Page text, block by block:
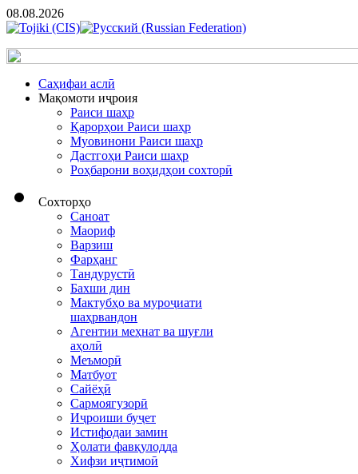
08.08.2026
Cаҳифаи аслӣ
Мақомоти иҷроия
Раиси шаҳр
Қарорҳои Раиси шаҳр
Муовинони Раиси шаҳр
Дастгоҳи Раиси шаҳр
Роҳбарони воҳидҳои сохторӣ
Сохторҳо
Саноат
Маориф
Варзиш
Фарҳанг
Тандурустӣ
Бахши дин
Мактубҳо ва муроҷиати
шаҳрвандон
Агентии меҳнат ва шуғли
аҳолӣ
Меъморӣ
Матбуот
Сайёҳӣ
Сармоягузорӣ
Иҷроиши буҷет
Истифодаи замин
Ҳолати фавқулодда
Хифзи иҷтимоӣ